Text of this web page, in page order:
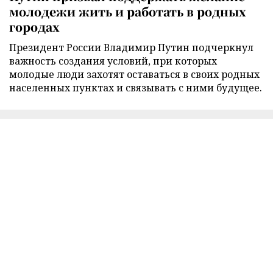
молодежи жить и работать в родных
городах
Президент России Владимир Путин подчеркнул
важность создания условий, при которых
молодые люди захотят оставаться в своих родных
населенных пунктах и связывать с ними будущее.